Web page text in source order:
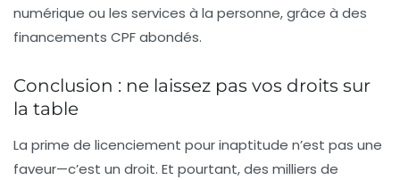
numérique ou les services à la personne, grâce à des
financements CPF abondés.
Conclusion : ne laissez pas vos droits sur
la table
La prime de licenciement pour inaptitude n’est pas une
faveur—c’est un droit. Et pourtant, des milliers de